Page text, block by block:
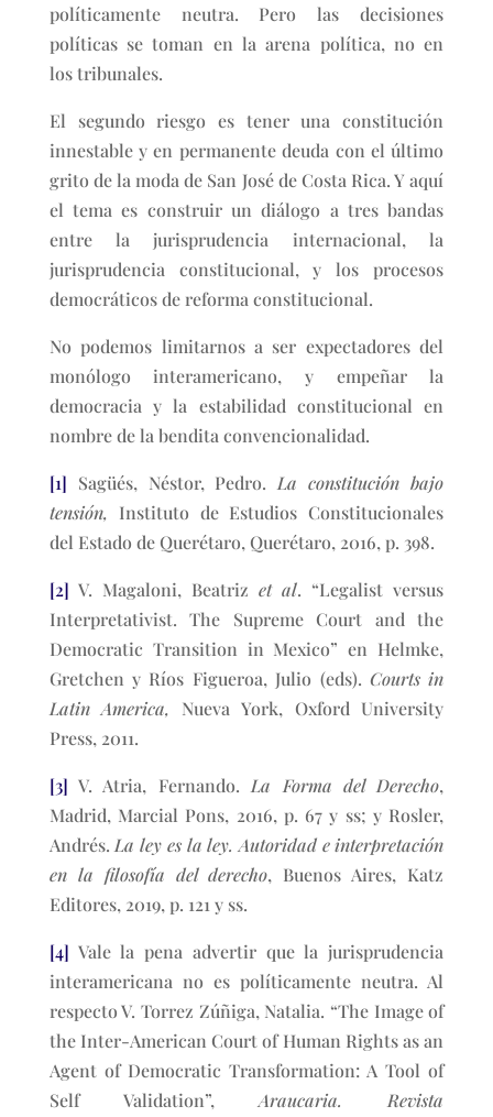
políticamente neutra. Pero las decisiones
políticas se toman en la arena política, no en
los tribunales.
El segundo riesgo es tener una constitución
innestable y en permanente deuda con el último
grito de la moda de San José de Costa Rica. Y aquí
el tema es construir un diálogo a tres bandas
entre la jurisprudencia internacional, la
jurisprudencia constitucional, y los procesos
democráticos de reforma constitucional.
No podemos limitarnos a ser expectadores del
monólogo interamericano, y empeñar la
democracia y la estabilidad constitucional en
nombre de la bendita convencionalidad.
[1] Sagüés, Néstor, Pedro. La constitución bajo
tensión, Instituto de Estudios Constitucionales
del Estado de Querétaro, Querétaro, 2016, p. 398.
[2] V. Magaloni, Beatrizet al. “Legalist versus
Interpretativist. The Supreme Court and the
Democratic Transition in Mexico” en Helmke,
Gretchen y Ríos Figueroa, Julio (eds). Courts in
Latin America,
Nueva York, Oxford University
Press, 2011.
[3] V. Atria, Fernando. La Forma del Derecho,
Madrid, Marcial Pons, 2016, p. 67 y ss; y Rosler,
Andrés. La ley es la ley. Autoridad e interpretación
en la filosofía del derecho, Buenos Aires, Katz
Editores, 2019, p. 121 y ss.
[4] Vale la pena advertir que la jurisprudencia
interamericana no es políticamente neutra. Al
respecto V. Torrez Zúñiga, Natalia. “The Image of
the Inter-American Court of Human Rights as an
Agent of Democratic Transformation: A Tool of
Self Validation”,Araucaria. Revista